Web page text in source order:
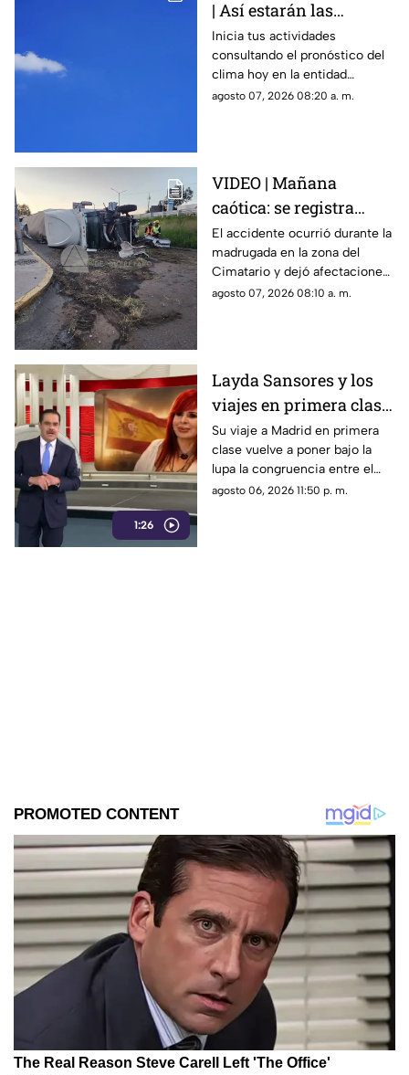
| Así estarán las
condiciones del clima
HOY en Querétaro
Inicia tus actividades
consultando el pronóstico del
clima hoy en la entidad
queretana y sus municipios.
agosto 07, 2026 08:20 a. m.
VIDEO | Mañana
caótica: se registra
volcadura de tráiler en
la carretera 57 rumbo a
Celaya
El accidente ocurrió durante la
madrugada en la zona del
Cimatario y dejó afectaciones
en el sitio, aunque no se
agosto 07, 2026 08:10 a. m.
1:26
Layda Sansores y los
viajes en primera clase
que reavivan el debate
sobre la austeridad
Su viaje a Madrid en primera
clase vuelve a poner bajo la
lupa la congruencia entre el
discurso de austeridad
agosto 06, 2026 11:50 p. m.